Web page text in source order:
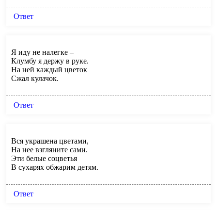
Ответ
Я иду не налегке –
Клумбу я держу в руке.
На ней каждый цветок
Сжал кулачок.
Ответ
Вся украшена цветами,
На нее взгляните сами.
Эти белые соцветья
В сухарях обжарим детям.
Ответ